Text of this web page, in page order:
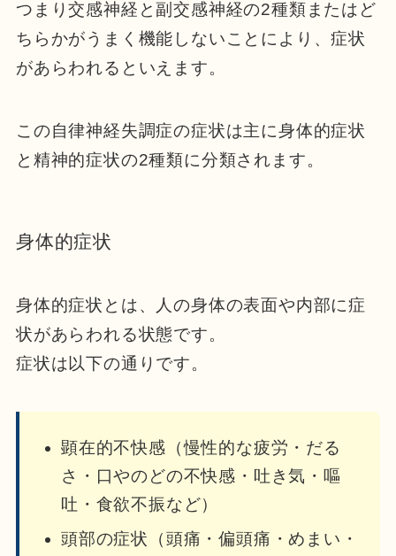
つまり交感神経と副交感神経の2種類またはど
ちらかがうまく機能しないことにより、症状
があらわれるといえます。
この自律神経失調症の症状は主に身体的症状
と精神的症状の2種類に分類されます。
身体的症状
身体的症状とは、人の身体の表面や内部に症
状があらわれる状態です。
症状は以下の通りです。
顕在的不快感（慢性的な疲労・だる
さ・口やのどの不快感・吐き気・嘔
吐・食欲不振など）
頭部の症状（頭痛・偏頭痛・めまい・